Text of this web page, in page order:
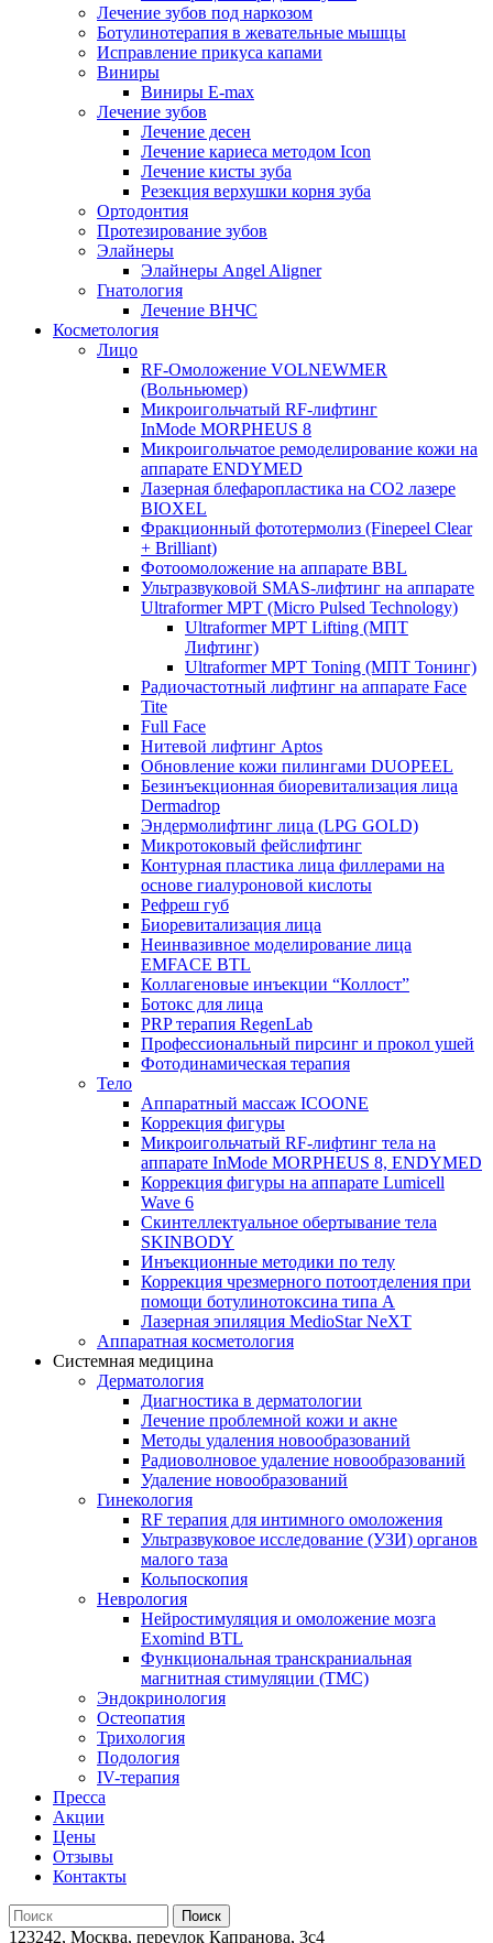
Лечение зубов под наркозом
Ботулинотерапия в жевательные мышцы
Исправление прикуса капами
Виниры
Виниры E-max
Лечение зубов
Лечение десен
Лечение кариеса методом Icon
Лечение кисты зуба
Резекция верхушки корня зуба
Ортодонтия
Протезирование зубов
Элайнеры
Элайнеры Angel Aligner
Гнатология
Лечение ВНЧС
Косметология
Лицо
RF-Омоложение VOLNEWMER
(Вольньюмер)
Микроигольчатый RF-лифтинг
InMode MORPHEUS 8
Микроигольчатое ремоделирование кожи на
аппарате ENDYMED
Лазерная блефаропластика на CO2 лазере
BIOXEL
Фракционный фототермолиз (Finepeel Clear
+ Brilliant)
Фотоомоложение на аппарате BBL
Ультразвуковой SMAS-лифтинг на аппарате
Ultraformer MPT (Micro Pulsed Technology)
Ultraformer MPT Lifting (МПТ
Лифтинг)
Ultraformer MPT Toning (МПТ Тонинг)
Радиочастотный лифтинг на аппарате Face
Tite
Full Face
Нитевой лифтинг Aptos
Обновление кожи пилингами DUOPEEL
Безинъекционная биоревитализация лица
Dermadrop
Эндермолифтинг лица (LPG GOLD)
Микротоковый фейслифтинг
Контурная пластика лица филлерами на
основе гиалуроновой кислоты
Рефреш губ
Биоревитализация лица
Неинвазивное моделирование лица
EMFACE BTL
Коллагеновые инъекции “Коллост”
Ботокс для лица
PRP терапия RegenLab
Профессиональный пирсинг и прокол ушей
Фотодинамическая терапия
Тело
Аппаратный массаж ICOONE
Коррекция фигуры
Микроигольчатый RF-лифтинг тела на
аппарате InMode MORPHEUS 8, ENDYMED
Коррекция фигуры на аппарате Lumicell
Wave 6
Скинтеллектуальное обертывание тела
SKINBODY
Инъекционные методики по телу
Коррекция чрезмерного потоотделения при
помощи ботулинотоксина типа А
Лазерная эпиляция MedioStar NeXT
Аппаратная косметология
Системная медицина
Дерматология
Диагностика в дерматологии
Лечение проблемной кожи и акне
Методы удаления новообразований
Радиоволновое удаление новообразований
Удаление новообразований
Гинекология
RF терапия для интимного омоложения
Ультразвуковое исследование (УЗИ) органов
малого таза
Кольпоскопия
Неврология
Нейростимуляция и омоложение мозга
Exomind BTL
Функциональная транскраниальная
магнитная стимуляции (ТМС)
Эндокринология
Остеопатия
Трихология
Подология
IV-терапия
Пресса
Акции
Цены
Отзывы
Контакты
123242, Москва, переулок Капранова, 3с4